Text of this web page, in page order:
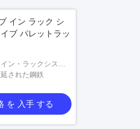
イン ラック シ
ブ パレットラッ
圧延された鋼鉄
を 入手 する